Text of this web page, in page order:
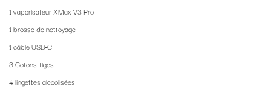
1 vaporisateur XMax V3 Pro
1 brosse de nettoyage
1 câble USB-C
3 Cotons-tiges
4 lingettes alcoolisées